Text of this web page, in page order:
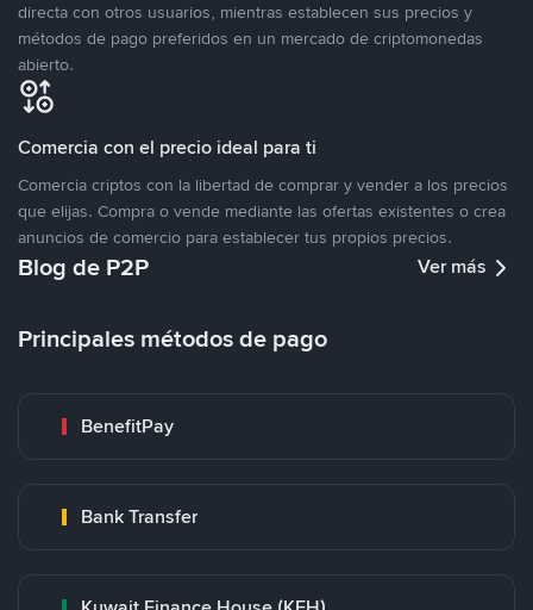
directa con otros usuarios, mientras establecen sus precios y
métodos de pago preferidos en un mercado de criptomonedas
abierto.
Comercia con el precio ideal para ti
Comercia criptos con la libertad de comprar y vender a los precios
que elijas. Compra o vende mediante las ofertas existentes o crea
anuncios de comercio para establecer tus propios precios.
Blog de P2P Ver más
Principales métodos de pago
BenefitPay
Bank Transfer